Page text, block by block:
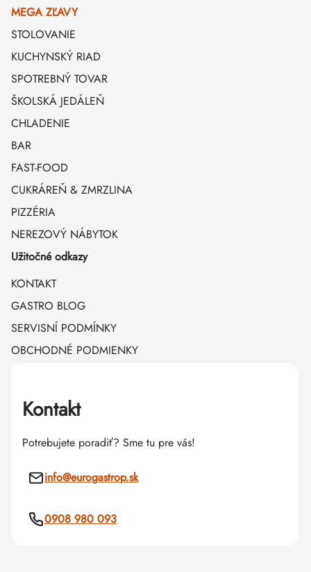
MEGA ZĽAVY
STOLOVANIE
KUCHYNSKÝ RIAD
SPOTREBNÝ TOVAR
ŠKOLSKÁ JEDÁLEŇ
CHLADENIE
BAR
FAST-FOOD
CUKRÁREŇ & ZMRZLINA
PIZZÉRIA
NEREZOVÝ NÁBYTOK
Užitočné odkazy
KONTAKT
GASTRO BLOG
SERVISNÍ PODMÍNKY
OBCHODNÉ PODMIENKY
Kontakt
Potrebujete poradiť? Sme tu pre vás!
info@eurogastrop.sk
0908 980 093